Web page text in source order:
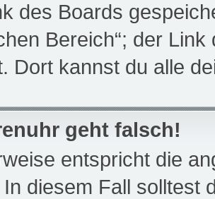
des Boards
Bereich“; der
Dort kannst du alle
geht falsch!
entspricht die
diesem Fall solltest